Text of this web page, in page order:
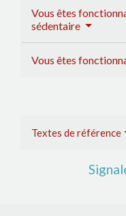
Vous êtes
sédentaire
Vous êtes
Textes de référence